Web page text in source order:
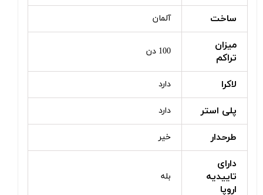
ساخت آلمان
میزان
تراکم
100 دن
لاکرا دارد
پلی استر دارد
طرحدار خیر
دارای
تاییدیه
اروپا
بله